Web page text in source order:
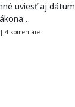
uviesť aj dátum
| 4 komentáre